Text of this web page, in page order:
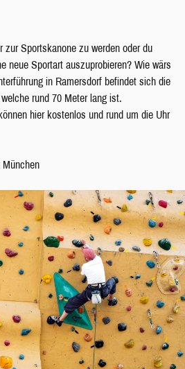
Sportskanone zu werden oder du
neue Sportart auszuprobieren? Wie wärs
in Ramersdorf befindet sich die
rund 70 Meter lang ist.
hier kostenlos und rund um die Uhr
München